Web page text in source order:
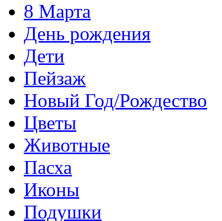
8 Марта
День рождения
Дети
Пейзаж
Новый Год/Рождество
Цветы
Животные
Пасха
Иконы
Подушки